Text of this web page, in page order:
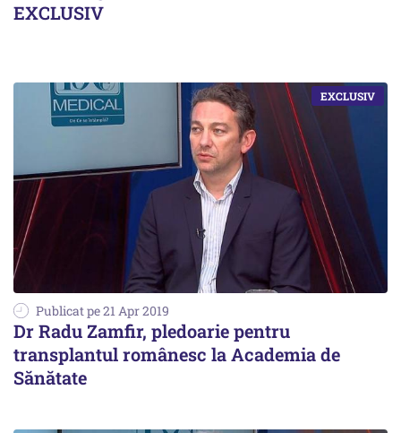
EXCLUSIV
Publicat pe 21 Apr 2019
Dr Radu Zamfir, pledoarie pentru
transplantul românesc la Academia de
Sănătate